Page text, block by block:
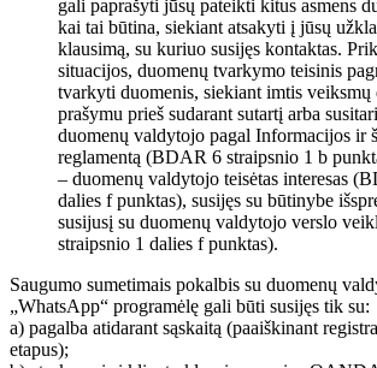
gali paprašyti jūsų pateikti kitus asmens
kai tai būtina, siekiant atsakyti į jūsų
klausimą, su kuriuo susijęs kontaktas.
situacijos, duomenų tvarkymo teisinis
tvarkyti duomenis, siekiant imtis veiksmų
prašymu prieš sudarant sutartį arba
duomenų valdytojo pagal Informacijos ir
reglamentą (BDAR 6 straipsnio 1 b
– duomenų valdytojo teisėtas interesas
dalies f punktas), susijęs su būtinybe
susijusį su duomenų valdytojo verslo
straipsnio 1 dalies f punktas).
Saugumo sumetimais pokalbis su duomenų
„WhatsApp“ programėlę gali būti susijęs tik su:
a) pagalba atidarant sąskaitą (paaiškinant
etapus);